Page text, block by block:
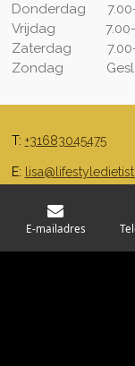
Donderdag 7.00-
Vrijdag 7.00-
Zaterdag 7.00-
Zondag
T: +31683045475
E:
E-mailadres